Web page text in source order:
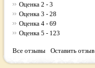
Оценка 2 - 3
Оценка 3 - 28
Оценка 4 - 69
Оценка 5 - 123
Все отзывы Оставить отзыв